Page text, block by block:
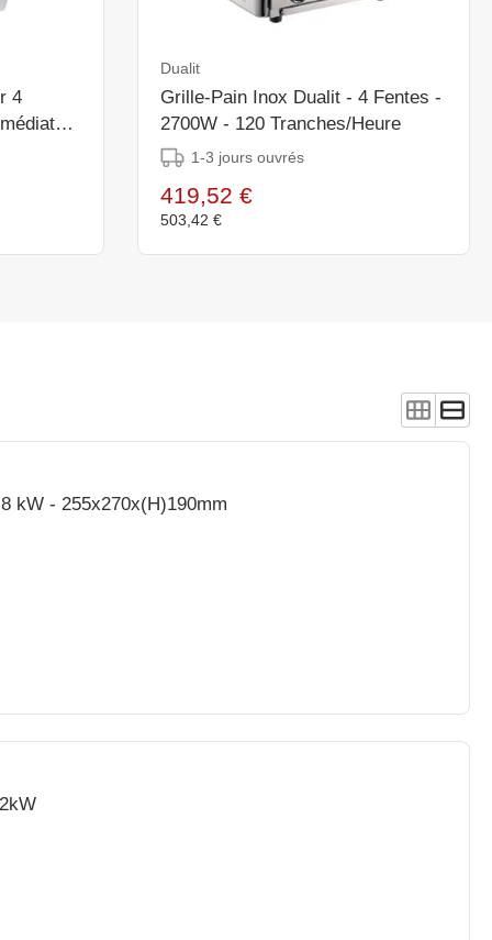
4
-
Dualit
Grille-Pain Inox Dualit - 4 Fentes -
2700W - 120 Tranches/Heure
1-3 jours ouvrés
419,52 €
503,42 €
- 1,8 kW - 255x270x(H)190mm